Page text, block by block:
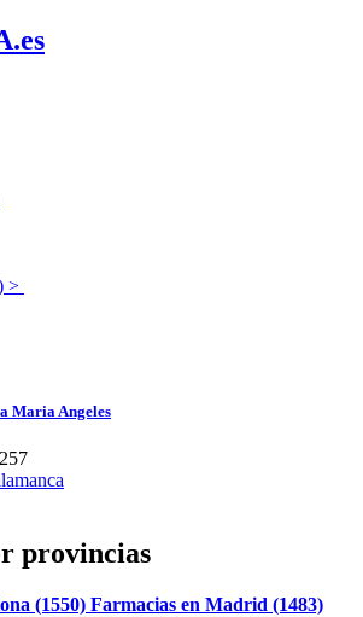
.es
>
Maria Angeles
provincias
(1550) Farmacias en Madrid (1483)